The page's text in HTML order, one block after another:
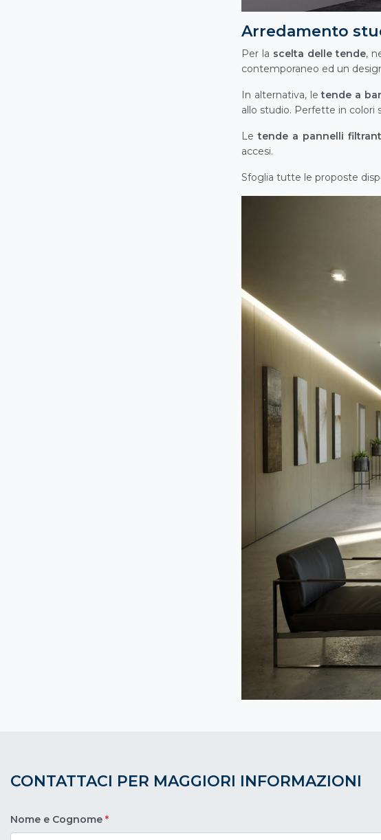
Arredamento
Per la scelta delle tende,
contemporaneo ed un
In alternativa, le tende a
allo studio. Perfette in colori
Le tende a pannelli
accesi.
Sfoglia tutte le proposte
CONTATTACI PER MAGGIORI INFORMAZIONI
Nome e Cognome *